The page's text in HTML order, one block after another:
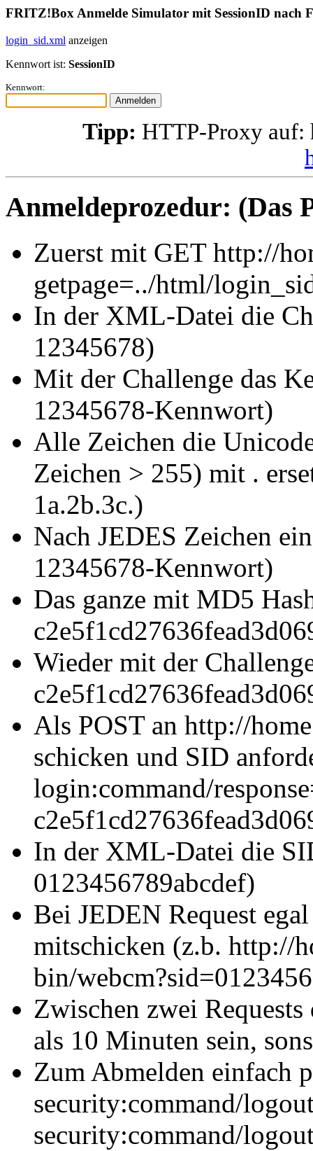
FRITZ!Box Anmelde Simulator mit SessionID nach
login_sid.xml anzeigen
Kennwort ist: SessionID
Kennwort:
Tipp: HTTP-Proxy auf:
Anmeldeprozedur: (Das
Zuerst mit GET http://
getpage=../html/
In der XML-Datei die
12345678)
Mit der Challenge das
12345678-Kennwort)
Alle Zeichen die
Zeichen > 255) mit .
1a.2b.3c.)
Nach JEDES Zeichen
12345678-Kennwort)
Das ganze mit MD5
Wieder mit der
Als POST an http://
schicken und SID
login:command/
In der XML-Datei die
0123456789abcdef)
Bei JEDEN Request
mitschicken (z.b. http://
bin/
Zwischen zwei
als 10 Minuten sein,
Zum Abmelden einfach
security:command/
security:command/